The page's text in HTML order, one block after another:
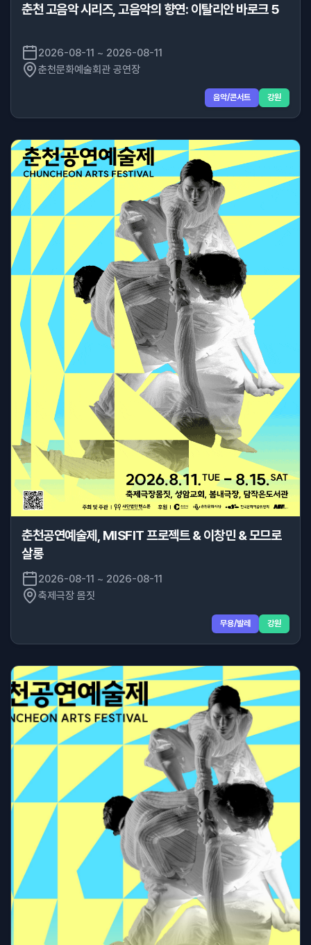
춘천 고음악 시리즈, 고음악의 향연: 이탈리안 바로크 5
2026-08-11 ~ 2026-08-11
춘천문화예술회관 공연장
음악/콘서트 강원
춘천공연예술제, MISFIT 프로젝트 & 이창민 & 모므로
살롱
2026-08-11 ~ 2026-08-11
축제극장 몸짓
무용/발레 강원